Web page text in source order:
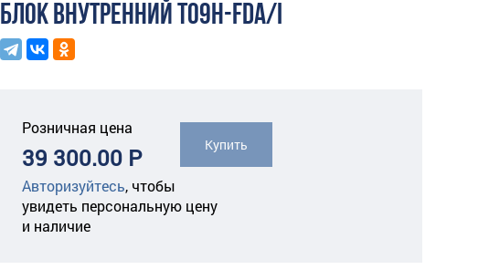
БЛОК ВНУТРЕННИЙ T09H-FDA/I
Розничная цена
39 300.00 Р
Авторизуйтесь, чтобы
увидеть персональную цену
и наличие
Купить